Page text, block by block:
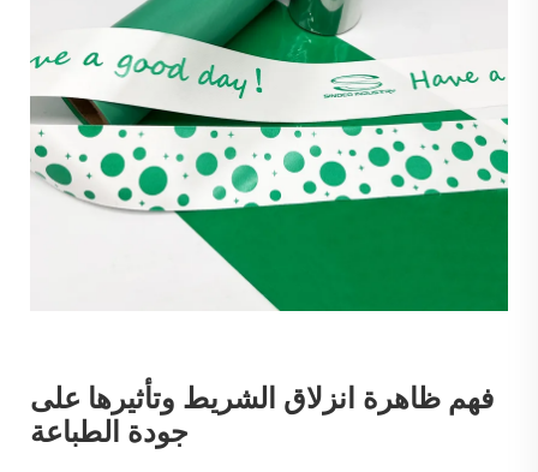
فهم ظاهرة انزلاق الشريط وتأثيرها على
جودة الطباعة